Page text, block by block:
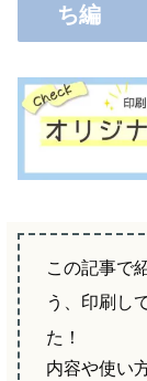
ち編
この記事で
う、印刷し
た！
内容や使い